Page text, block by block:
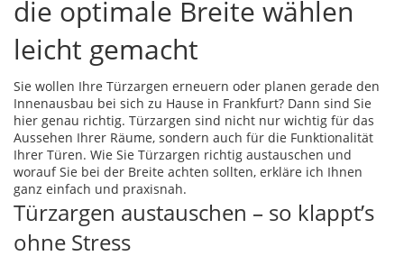
die optimale Breite wählen
leicht gemacht
Sie wollen Ihre Türzargen erneuern oder planen gerade den
Innenausbau bei sich zu Hause in Frankfurt? Dann sind Sie
hier genau richtig. Türzargen sind nicht nur wichtig für das
Aussehen Ihrer Räume, sondern auch für die Funktionalität
Ihrer Türen. Wie Sie Türzargen richtig austauschen und
worauf Sie bei der Breite achten sollten, erkläre ich Ihnen
ganz einfach und praxisnah.
Türzargen austauschen – so klappt’s
ohne Stress